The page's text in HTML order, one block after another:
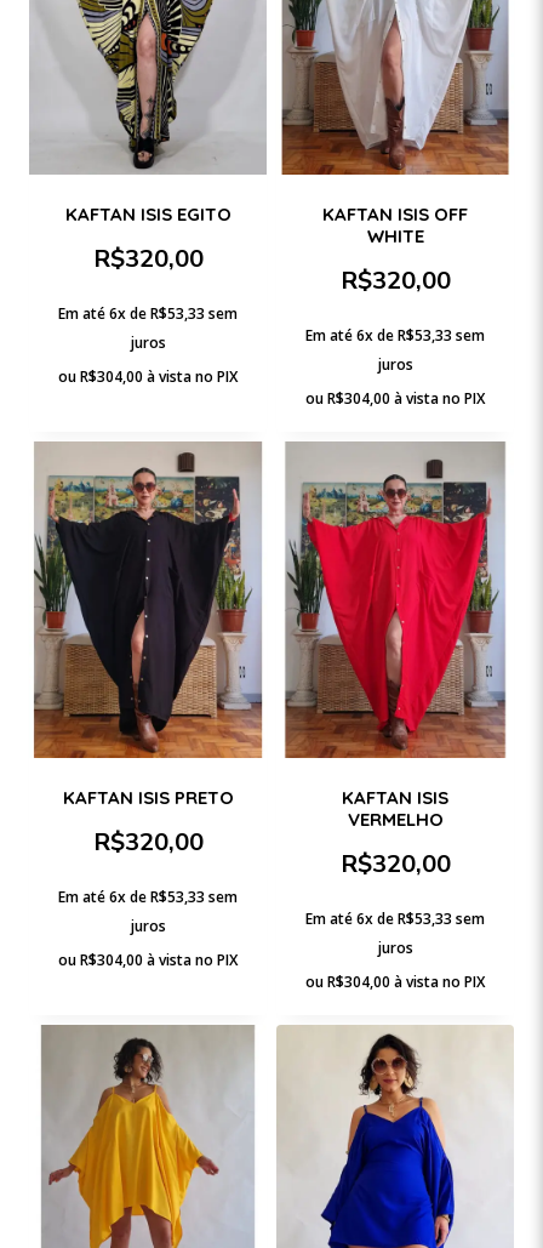
KAFTAN ISIS EGITO
R$320,00
Em até 6x deR$53,33 sem
juros
ouR$304,00 à vista no PIX
KAFTAN ISIS OFF
WHITE
R$320,00
Em até 6x deR$53,33 sem
juros
ouR$304,00 à vista no PIX
KAFTAN ISIS PRETO
R$320,00
Em até 6x deR$53,33 sem
juros
ouR$304,00 à vista no PIX
KAFTAN ISIS
VERMELHO
R$320,00
Em até 6x deR$53,33 sem
juros
ouR$304,00 à vista no PIX